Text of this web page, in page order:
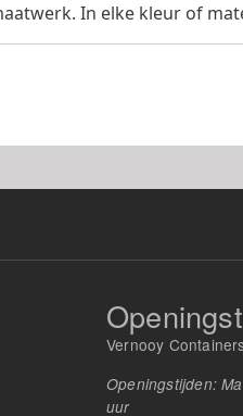
In elke kleur of
Vernooy
Openingstijden:
uur